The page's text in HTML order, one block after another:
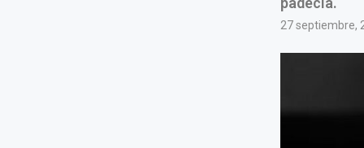
27 septiembre,